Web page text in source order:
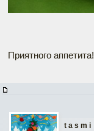
Приятного аппетита!
t a s m i